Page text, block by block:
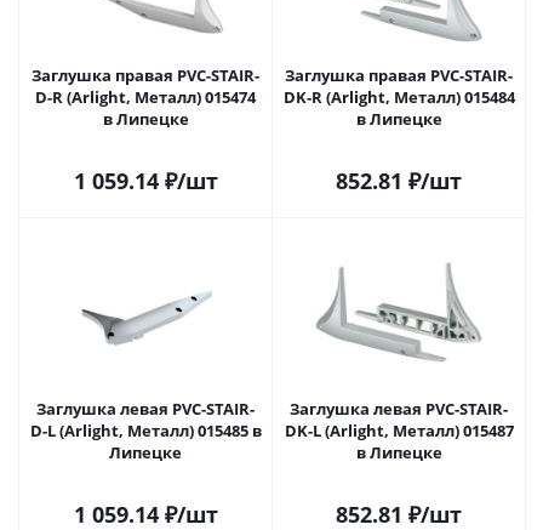
Заглушка правая PVC-STAIR-
D-R (Arlight, Металл) 015474
в Липецке
1 059.14₽/шт
Заглушка правая PVC-STAIR-
DK-R (Arlight, Металл) 015484
в Липецке
852.81 ₽/шт
Заглушка левая PVC-STAIR-
D-L (Arlight, Металл) 015485 в
Липецке
1 059.14₽/шт
Заглушка левая PVC-STAIR-
DK-L (Arlight, Металл) 015487
в Липецке
852.81 ₽/шт